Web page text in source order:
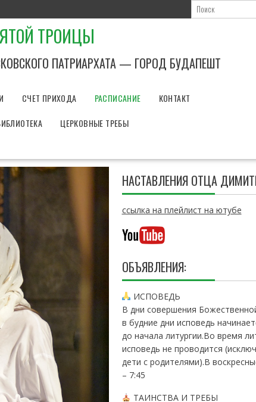
ТРОИЦЫ
ПАТРИАРХАТА — ГОРОД БУДАПЕШТ
СЧЕТ ПРИХОДА РАСПИСАНИЕ
КОНТАКТ
ЦЕРКОВНЫЕ ТРЕБЫ
НАСТАВЛЕНИЯ ОТЦА
ссылка на плейлист на ютубе
ОБЪЯВЛЕНИЯ:
ИСПОВЕДЬ
В дни совершения
в будние дни исповедь
до начала литургии.Во время
исповедь не проводится
дети с родителями).В
– 7:45
ТАИНСТВА И ТРЕБЫ